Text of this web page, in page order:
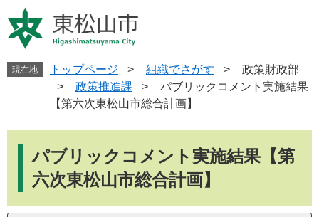
ー
ジ
ニ
ュ
現在地 トップページ > 組織でさがす >
政策財政部
>
政策推進課 >
パブリックコメント実施結果
【第六次東松山市総合計画】
パブリックコメント実施結果【第
六次東松山市総合計画】